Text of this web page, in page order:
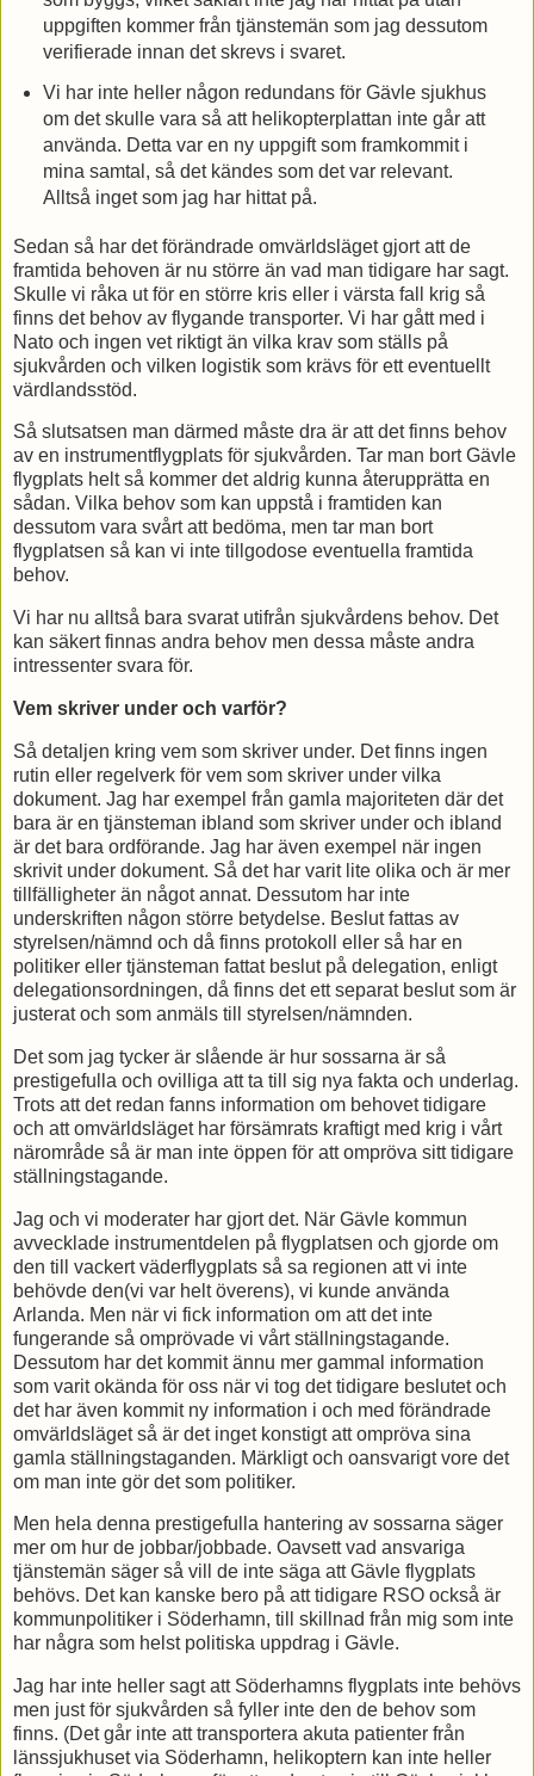
uppgiften kommer från tjänstemän som jag dessutom
verifierade innan det skrevs i svaret.
Vi har inte heller någon redundans för Gävle sjukhus
om det skulle vara så att helikopterplattan inte går att
använda. Detta var en ny uppgift som framkommit i
mina samtal, så det kändes som det var relevant.
Alltså inget som jag har hittat på.
Sedan så har det förändrade omvärldsläget gjort att de
framtida behoven är nu större än vad man tidigare har sagt.
Skulle vi råka ut för en större kris eller i värsta fall krig så
finns det behov av flygande transporter. Vi har gått med i
Nato och ingen vet riktigt än vilka krav som ställs på
sjukvården och vilken logistik som krävs för ett eventuellt
värdlandsstöd.
Så slutsatsen man därmed måste dra är att det finns behov
av en instrumentflygplats för sjukvården. Tar man bort Gävle
flygplats helt så kommer det aldrig kunna återupprätta en
sådan. Vilka behov som kan uppstå i framtiden kan
dessutom vara svårt att bedöma, men tar man bort
flygplatsen så kan vi inte tillgodose eventuella framtida
behov.
Vi har nu alltså bara svarat utifrån sjukvårdens behov. Det
kan säkert finnas andra behov men dessa måste andra
intressenter svara för.
Vem skriver under och varför?
Så detaljen kring vem som skriver under. Det finns ingen
rutin eller regelverk för vem som skriver under vilka
dokument. Jag har exempel från gamla majoriteten där det
bara är en tjänsteman ibland som skriver under och ibland
är det bara ordförande. Jag har även exempel när ingen
skrivit under dokument. Så det har varit lite olika och är mer
tillfälligheter än något annat. Dessutom har inte
underskriften någon större betydelse. Beslut fattas av
styrelsen/nämnd och då finns protokoll eller så har en
politiker eller tjänsteman fattat beslut på delegation, enligt
delegationsordningen, då finns det ett separat beslut som är
justerat och som anmäls till styrelsen/nämnden.
Det som jag tycker är slående är hur sossarna är så
prestigefulla och ovilliga att ta till sig nya fakta och underlag.
Trots att det redan fanns information om behovet tidigare
och att omvärldsläget har försämrats kraftigt med krig i vårt
närområde så är man inte öppen för att ompröva sitt tidigare
ställningstagande.
Jag och vi moderater har gjort det. När Gävle kommun
avvecklade instrumentdelen på flygplatsen och gjorde om
den till vackert väderflygplats så sa regionen att vi inte
behövde den(vi var helt överens), vi kunde använda
Arlanda. Men när vi fick information om att det inte
fungerande så omprövade vi vårt ställningstagande.
Dessutom har det kommit ännu mer gammal information
som varit okända för oss när vi tog det tidigare beslutet och
det har även kommit ny information i och med förändrade
omvärldsläget så är det inget konstigt att ompröva sina
gamla ställningstaganden. Märkligt och oansvarigt vore det
om man inte gör det som politiker.
Men hela denna prestigefulla hantering av sossarna säger
mer om hur de jobbar/jobbade. Oavsett vad ansvariga
tjänstemän säger så vill de inte säga att Gävle flygplats
behövs. Det kan kanske bero på att tidigare RSO också är
kommunpolitiker i Söderhamn, till skillnad från mig som inte
har några som helst politiska uppdrag i Gävle.
Jag har inte heller sagt att Söderhamns flygplats inte behövs
men just för sjukvården så fyller inte den de behov som
finns. (Det går inte att transportera akuta patienter från
länssjukhuset via Söderhamn, helikoptern kan inte heller